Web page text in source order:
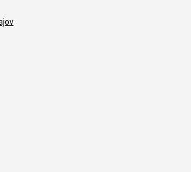
Brúsne